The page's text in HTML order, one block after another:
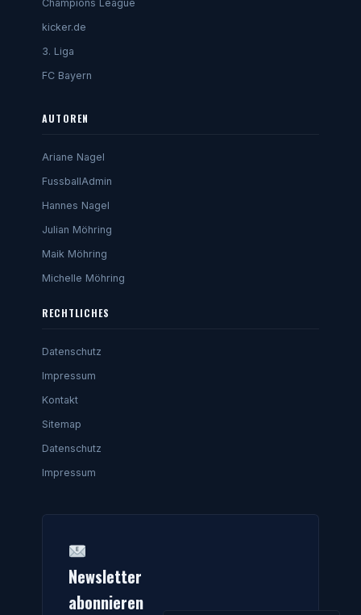
Champions League
kicker.de
3. Liga
FC Bayern
AUTOREN
Ariane Nagel
FussballAdmin
Hannes Nagel
Julian Möhring
Maik Möhring
Michelle Möhring
RECHTLICHES
Datenschutz
Impressum
Kontakt
Sitemap
Datenschutz
Impressum
Newsletter
abonnieren